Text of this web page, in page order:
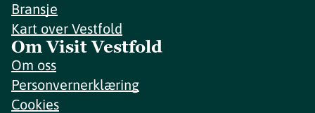
Bransje
Kart over Vestfold
Om Visit Vestfold
Om oss
Personvernerklæring
Cookies